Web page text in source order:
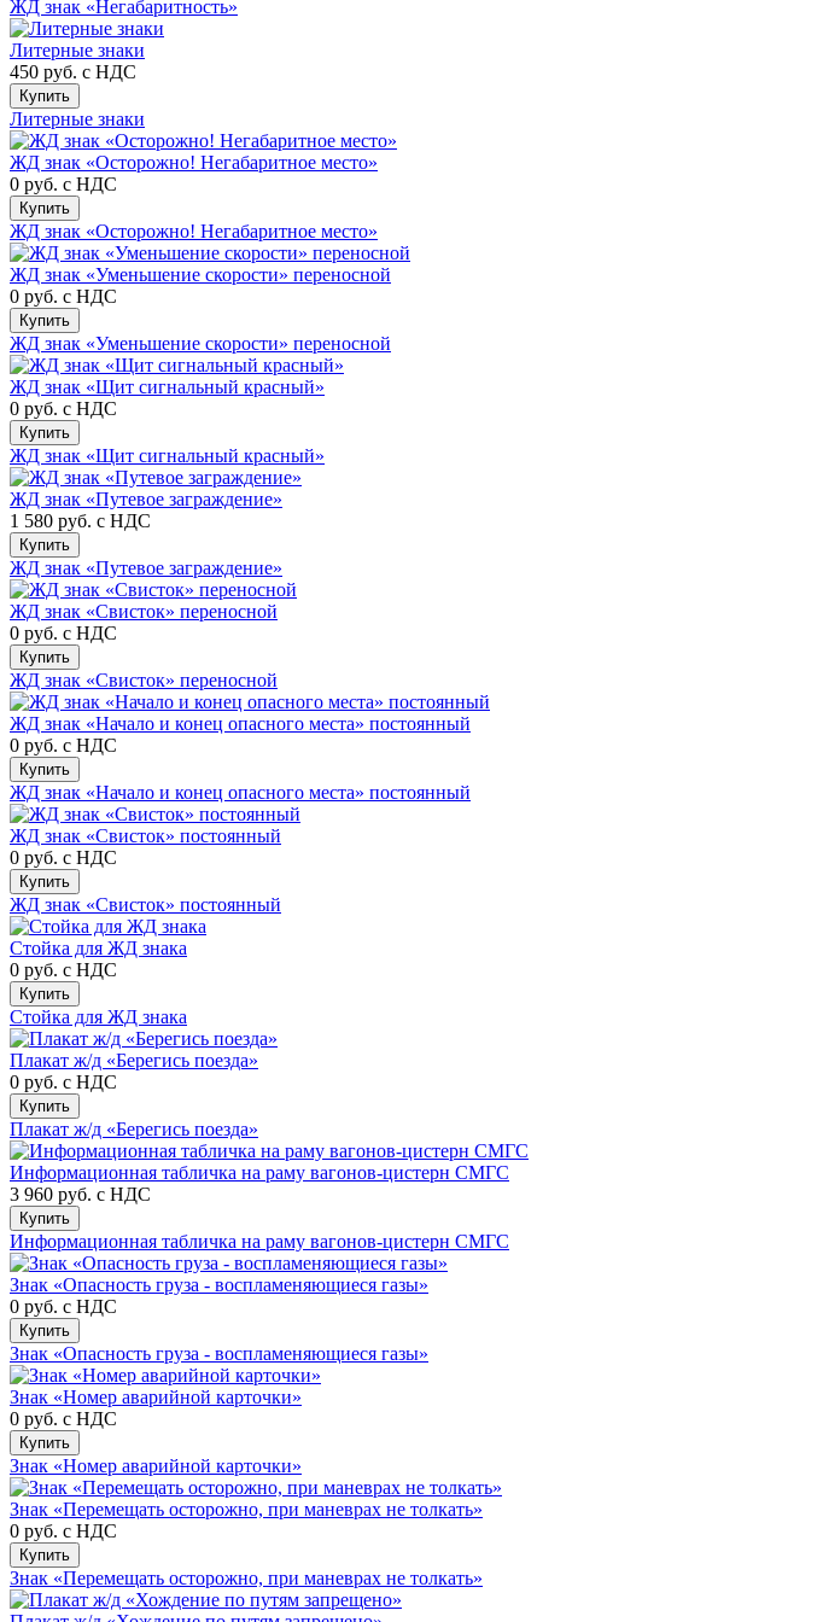
ЖД знак «Негабаритность»
Литерные знаки
450 руб. с НДС
Купить
Литерные знаки
ЖД знак «Осторожно! Негабаритное место»
0 руб. с НДС
Купить
ЖД знак «Осторожно! Негабаритное место»
ЖД знак «Уменьшение скорости» переносной
0 руб. с НДС
Купить
ЖД знак «Уменьшение скорости» переносной
ЖД знак «Щит сигнальный красный»
0 руб. с НДС
Купить
ЖД знак «Щит сигнальный красный»
ЖД знак «Путевое заграждение»
1 580 руб. с НДС
Купить
ЖД знак «Путевое заграждение»
ЖД знак «Свисток» переносной
0 руб. с НДС
Купить
ЖД знак «Свисток» переносной
ЖД знак «Начало и конец опасного места» постоянный
0 руб. с НДС
Купить
ЖД знак «Начало и конец опасного места» постоянный
ЖД знак «Свисток» постоянный
0 руб. с НДС
Купить
ЖД знак «Свисток» постоянный
Стойка для ЖД знака
0 руб. с НДС
Купить
Стойка для ЖД знака
Плакат ж/д «Берегись поезда»
0 руб. с НДС
Купить
Плакат ж/д «Берегись поезда»
Информационная табличка на раму вагонов-цистерн СМГС
3 960 руб. с НДС
Купить
Информационная табличка на раму вагонов-цистерн СМГС
Знак «Опасность груза - воспламеняющиеся газы»
0 руб. с НДС
Купить
Знак «Опасность груза - воспламеняющиеся газы»
Знак «Номер аварийной карточки»
0 руб. с НДС
Купить
Знак «Номер аварийной карточки»
Знак «Перемещать осторожно, при маневрах не толкать»
0 руб. с НДС
Купить
Знак «Перемещать осторожно, при маневрах не толкать»